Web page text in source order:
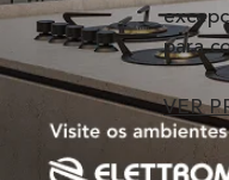
para
VER